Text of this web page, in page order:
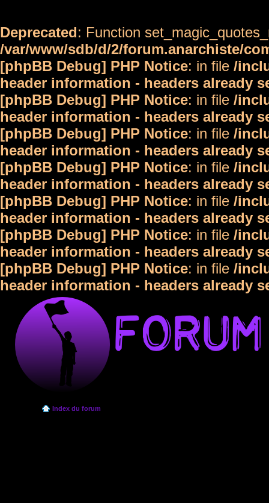
Deprecated: Function
/var/www/sdb/d/2/forum.anarchiste/
[phpBB Debug] PHP Notice: in file /
header information - headers already
[phpBB Debug] PHP Notice: in file /
header information - headers already
[phpBB Debug] PHP Notice: in file /
header information - headers already
[phpBB Debug] PHP Notice: in file /
header information - headers already
[phpBB Debug] PHP Notice: in file /
header information - headers already
[phpBB Debug] PHP Notice: in file /
header information - headers already
[phpBB Debug] PHP Notice: in file /
header information - headers already
Index du forum